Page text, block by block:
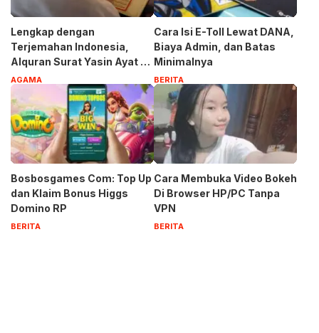
Lengkap dengan
Terjemahan Indonesia,
Alquran Surat Yasin Ayat 1-
83
AGAMA
Cara Isi E-Toll Lewat DANA,
Biaya Admin, dan Batas
Minimalnya
BERITA
Bosbosgames Com: Top Up
dan Klaim Bonus Higgs
Domino RP
BERITA
Cara Membuka Video Bokeh
Di Browser HP/PC Tanpa
VPN
BERITA